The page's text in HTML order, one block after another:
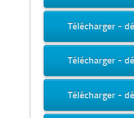
Télécharger -
Télécharger -
Télécharger -